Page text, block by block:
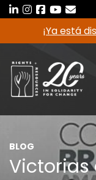
Saltar
al
contenido¡Ya está
BLOG
Victorias